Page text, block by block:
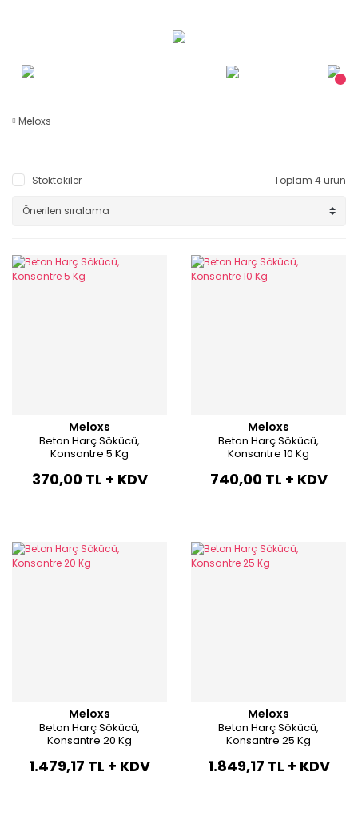
Meloxs
Stoktakiler Toplam 4 ürün
Meloxs
Beton Harç Sökücü,
Konsantre 5 Kg
370,00 TL + KDV
Meloxs
Beton Harç Sökücü,
Konsantre 10 Kg
740,00 TL + KDV
Meloxs
Beton Harç Sökücü,
Konsantre 20 Kg
1.479,17 TL + KDV
Meloxs
Beton Harç Sökücü,
Konsantre 25 Kg
1.849,17 TL + KDV